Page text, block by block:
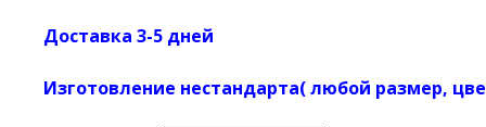
Доставка 3-5 дней
Изготовление нестандарта( любой размер,